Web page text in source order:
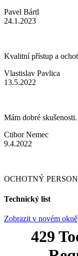
Pavel Bártl
24.1.2023
Kvalitní přístup a
Vlastislav Pavlica
13.5.2022
Mám dobré skušenosti.
Ctibor Nemec
9.4.2022
OCHOTNÝ
Technický list
Zobrazit v novém okně